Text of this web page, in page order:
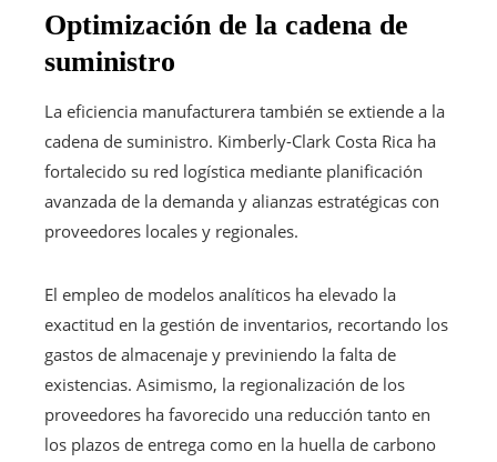
Optimización de la cadena de
suministro
La eficiencia manufacturera también se extiende a la
cadena de suministro. Kimberly-Clark Costa Rica ha
fortalecido su red logística mediante planificación
avanzada de la demanda y alianzas estratégicas con
proveedores locales y regionales.
El empleo de modelos analíticos ha elevado la
exactitud en la gestión de inventarios, recortando los
gastos de almacenaje y previniendo la falta de
existencias. Asimismo, la regionalización de los
proveedores ha favorecido una reducción tanto en
los plazos de entrega como en la huella de carbono